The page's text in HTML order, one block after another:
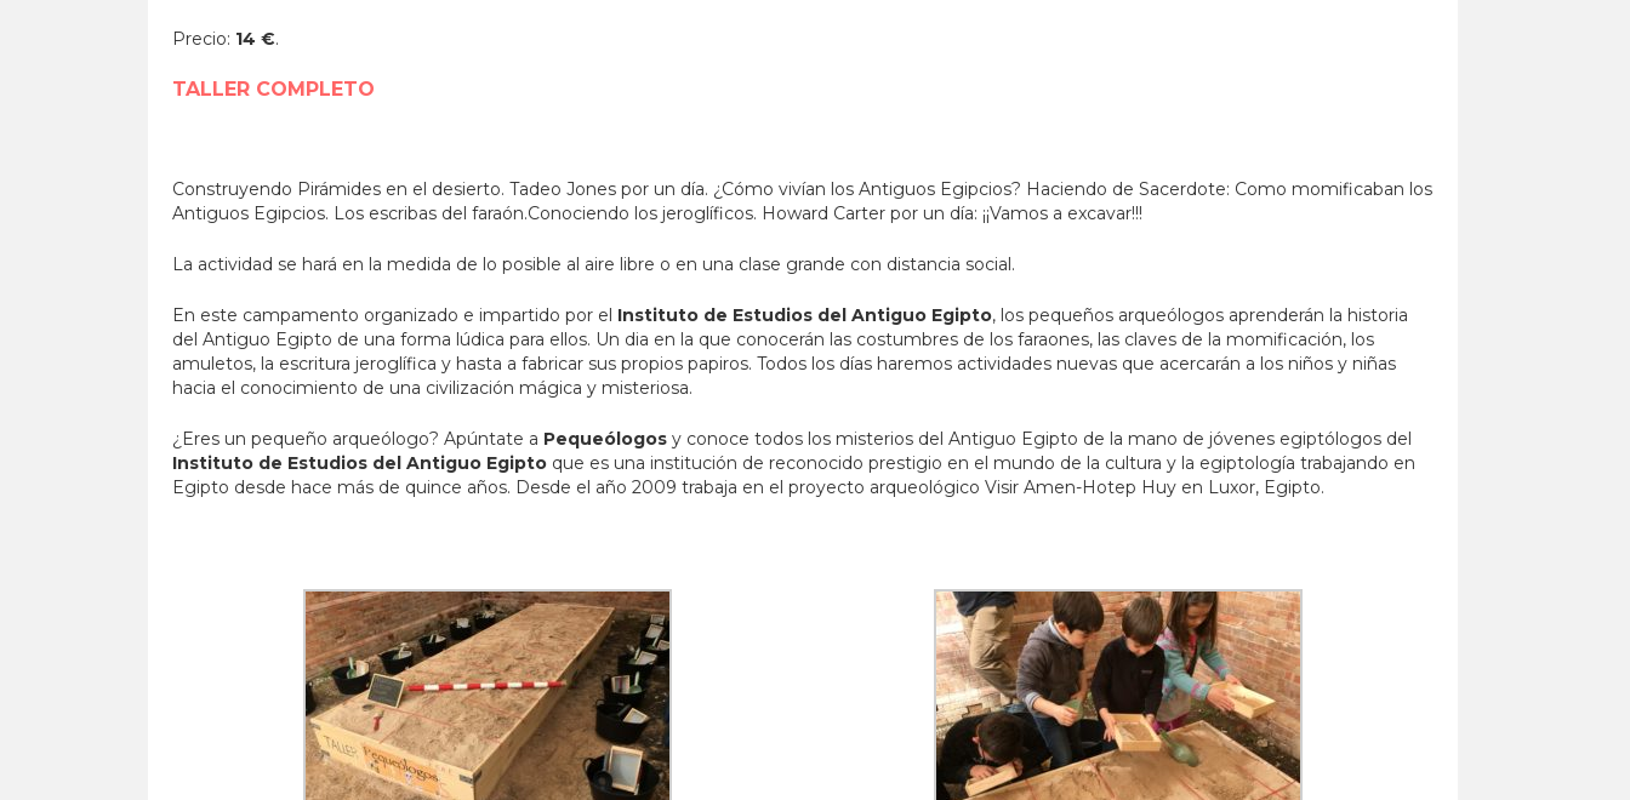
Precio: 14 €.
TALLER COMPLETO
Construyendo Pirámides en el desierto. Tadeo Jones por un día. ¿Cómo vivían los Antiguos Egipcios? Haciendo de Sacerdote: Como momificaban los
Antiguos Egipcios. Los escribas del faraón.Conociendo los jeroglíficos. Howard Carter por un día: ¡¡Vamos a excavar!!!
La actividad se hará en la medida de lo posible al aire libre o en una clase grande con distancia social.
En este campamento organizado e impartido por el Instituto de Estudios del Antiguo Egipto, los pequeños arqueólogos aprenderán la historia
del Antiguo Egipto de una forma lúdica para ellos. Un dia en la que conocerán las costumbres de los faraones, las claves de la momificación, los
amuletos, la escritura jeroglífica y hasta a fabricar sus propios papiros. Todos los días haremos actividades nuevas que acercarán a los niños y niñas
hacia el conocimiento de una civilización mágica y misteriosa.
¿Eres un pequeño arqueólogo? Apúntate a Pequeólogos y conoce todos los misterios del Antiguo Egipto de la mano de jóvenes egiptólogos del
Instituto de Estudios del Antiguo Egipto que es una institución de reconocido prestigio en el mundo de la cultura y la egiptología trabajando en
Egipto desde hace más de quince años. Desde el año 2009 trabaja en el proyecto arqueológico Visir Amen-Hotep Huy en Luxor, Egipto.